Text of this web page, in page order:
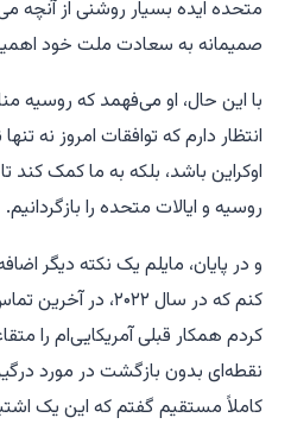
متحده ایده بسیار روشنی از آنچه
صمیمانه به سعادت ملت خود
با این حال، او می‌فهمد که روسیه
انتظار دارم که توافقات امروز نه
اوکراین باشد، بلکه به ما کمک کند
روسیه و ایالات متحده را بازگردانیم.
و در پایان، مایلم یک نکته دیگر
کنم که در سال
کردم همکار قبلی آمریکایی‌ام را
نقطه‌ای بدون بازگشت در مورد
کاملاً مستقیم گفتم که این یک